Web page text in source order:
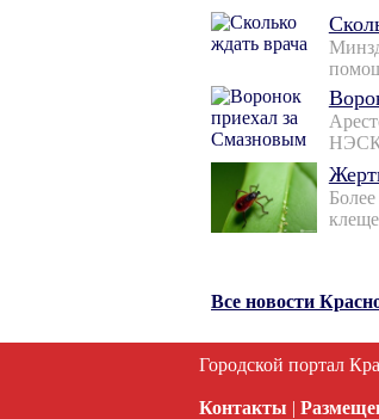
Все новости
Городской портал
Контакты |